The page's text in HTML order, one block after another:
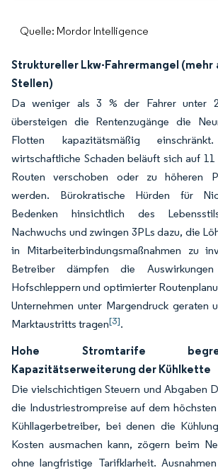
Quelle: Mordor Intelligence
Struktureller Lkw-Fahrermangel (mehr
Stellen)
Da weniger als 3 % der Fahrer unter
übersteigen die Rentenzugänge die
Flotten kapazitätsmäßig
wirtschaftliche Schaden beläuft sich auf 11
Routen verschoben oder zu höheren
werden. Bürokratische Hürden für
Bedenken hinsichtlich des
Nachwuchs und zwingen 3PLs dazu, die
in Mitarbeiterbindungsmaßnahmen zu
Betreiber dämpfen die
Hofschleppern und optimierter
Unternehmen unter Margendruck geraten
Marktaustritts tragen[3].
Hohe Stromtarife
Kapazitätserweiterung der Kühlkette
Die vielschichtigen Steuern und Abgaben
die Industriestrompreise auf dem
Kühllagerbetreiber, bei denen die
Kosten ausmachen kann, zögern beim
ohne langfristige Tarifklarheit.